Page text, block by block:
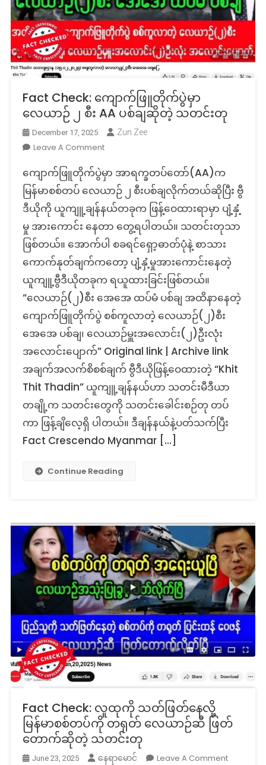
Fact Check: ကျောက်ဖြူတိုက်ပွဲမှာ
လေယာဉ် ၂ စီး AA ပစ်ချဆိုတဲ့ သတင်းတု
December 17, 2025 Zun Zee
Leave A CommentOn
Check:
ကျောက်ဖြူ
တိုက်ပွဲ
မှာ
လေယာဉ်
၂
ပစ်
ချ
ဆို
သတင်း
တု
ကျောက်ဖြူတိုက်ပွဲမှာ အာရက္ခတပ်တော်(AA)က
မြန်မာစစ်တပ် လေယာဉ် ၂ စီးပစ်ချလိုက်တယ်ဆိုပြီး ဗွီ
ဒီယိုကို ယူကျူ့ချန်နယ်တခုက ဖြန့်ဝေထားရာမှာ ပျံ့နှံ့
မှု အားကောင်း နေတာ တွေ့ရပါတယ်။ သတင်းတုသာ
ဖြစ်တယ်။ အောက်ပါ စခရင်ရှော့ဓာတ်ပုံနဲ့ စာသား
ကောက်နုတ်ချက်ကတော့ ပျံ့နှံ့မှုအားကောင်းနေတဲ့
ယူကျူ့ဗွီဒီယိုတခုက ရယူထားခြင်းဖြစ်တယ်။
“လေယာဉ်(၂)စီး အေအေ ထပ်မံ ပစ်ချ အထိနာနေတဲ့
ကျောက်ဖြူတိုက်ပွဲ စစ်ကူလာတဲ့ လေယာဉ်(၂)စီး
အေအေ ပစ်ချ၊ လေယာဉ်မှူးအလောင်း(၂)ဦးလုံး
အလောင်း‌ပျောက်” Original link | Archive link
အချက်အလက်စိစစ်ချက် ဗွီဒီယိုဖြန့်ဝေထားတဲ့ “Khit
Thit Thadin” ယူကျူ့ချန်နယ်ဟာ သတင်းမီဒီယာ
တချို့က သတင်းတွေကို သတင်းခေါင်းစဉ်တု တပ်
ကာ ဖြန့်ချိလေ့ရှိ ပါတယ်။ ဒီချန်နယ်နဲ့ပတ်သက်ပြီး
Fact Crescendo Myanmar […]
Continue Reading
Fact Check: လူထုကို သတ်ဖြတ်နေလို့
မြန်မာစစ်တပ်ကို တရုတ် လေယာဉ်ဆီ ဖြတ်
တောက်ဆိုတဲ့ သတင်းတု
June 23, 2025 နေရာမောင် Leave A CommentOn